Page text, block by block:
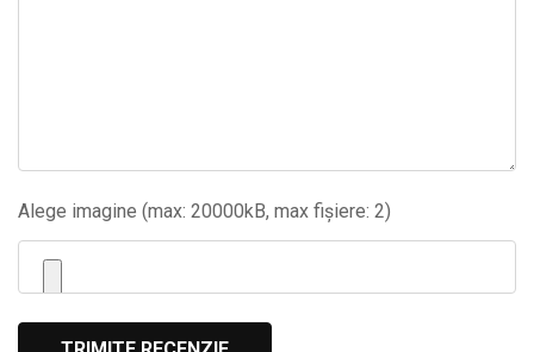
Alege imagine (max: 20000kB, max fișiere: 2)